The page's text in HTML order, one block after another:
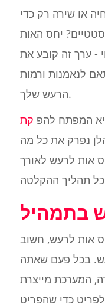
או שירה רק כדי
יחס האות
- ערך זה קובע את
לנאמנות ורמות
הרעש שלך.
המפתח להפ קת
נפרק את כל מה
אות לרעש לאורך
אות לרעש, חשוב
בכל פעם שאתה
המערכת מייצרת
כדי שהפריט